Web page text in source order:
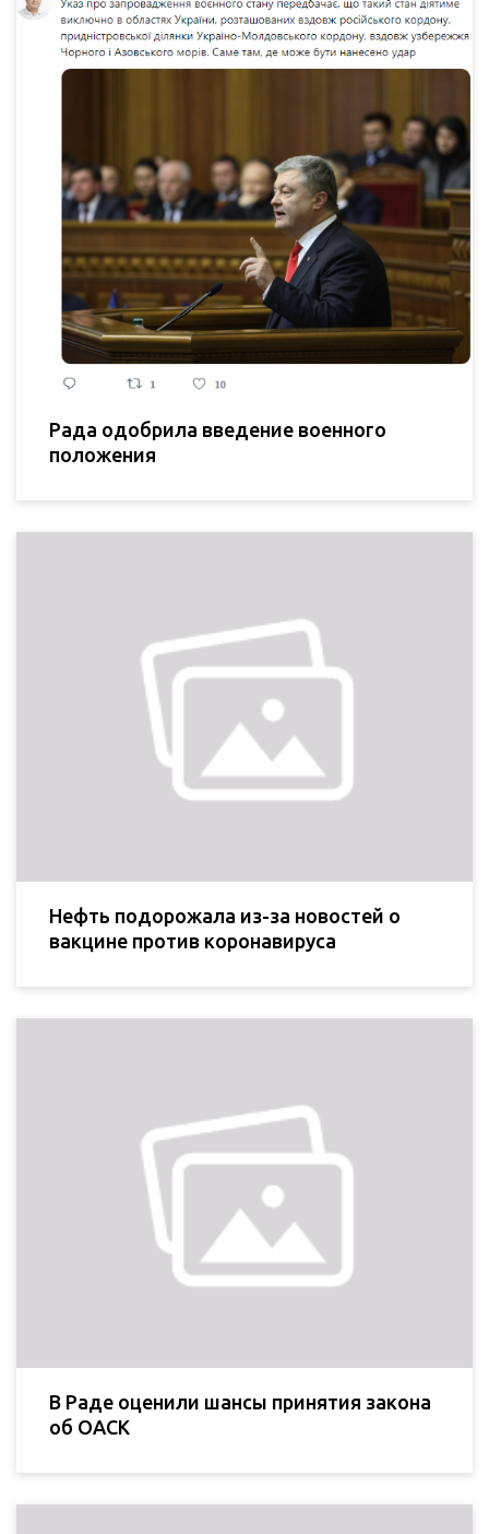
Рада одобрила введение военного
положения
Нефть подорожала из-за новостей о
вакцине против коронавируса
В Раде оценили шансы принятия закона
об ОАСК